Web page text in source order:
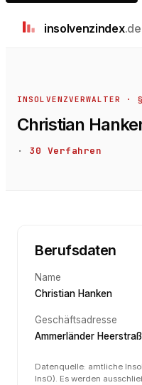
insolvenzindex.de
INSOLVENZVERWALTER
Christian
· 30 Verfahren
Berufsdaten
Name
Christian Hanken
Geschäftsadresse
Ammerländer
Datenquelle: amtliche
InsO). Es werden